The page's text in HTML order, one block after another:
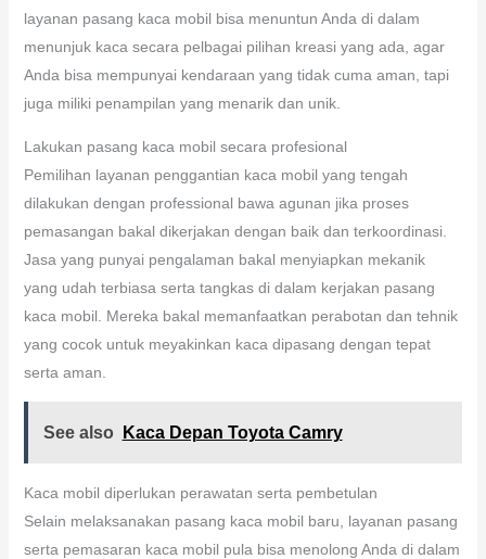
layanan pasang kaca mobil bisa menuntun Anda di dalam
menunjuk kaca secara pelbagai pilihan kreasi yang ada, agar
Anda bisa mempunyai kendaraan yang tidak cuma aman, tapi
juga miliki penampilan yang menarik dan unik.
Lakukan pasang kaca mobil secara profesional
Pemilihan layanan penggantian kaca mobil yang tengah
dilakukan dengan professional bawa agunan jika proses
pemasangan bakal dikerjakan dengan baik dan terkoordinasi.
Jasa yang punyai pengalaman bakal menyiapkan mekanik
yang udah terbiasa serta tangkas di dalam kerjakan pasang
kaca mobil. Mereka bakal memanfaatkan perabotan dan tehnik
yang cocok untuk meyakinkan kaca dipasang dengan tepat
serta aman.
See also Kaca Depan Toyota Camry
Kaca mobil diperlukan perawatan serta pembetulan
Selain melaksanakan pasang kaca mobil baru, layanan pasang
serta pemasaran kaca mobil pula bisa menolong Anda di dalam